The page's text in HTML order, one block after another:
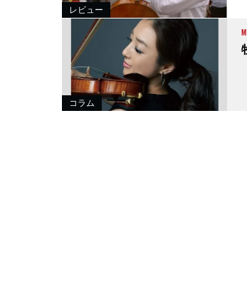
レビュー
コラム